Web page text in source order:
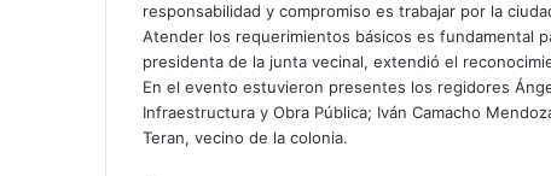
responsabilidad y compromiso es trabajar por la
Atender los requerimientos básicos es fundamental
presidenta de la junta vecinal, extendió el
En el evento estuvieron presentes los regidores
Infraestructura y Obra Pública; Iván Camacho
Teran, vecino de la colonia.